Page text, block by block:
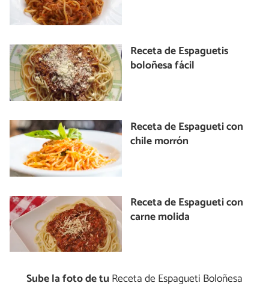
Receta de Espaguetis
boloñesa fácil
Receta de Espagueti con
chile morrón
Receta de Espagueti con
carne molida
Sube la foto de tu Receta de Espagueti Boloñesa